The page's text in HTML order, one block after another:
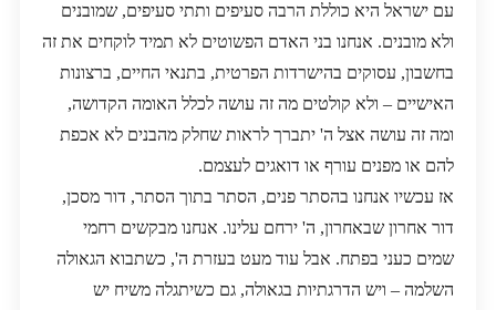
עם ישראל היא כוללת הרבה סעיפים ותתי סעיפים, שמובנים
ולא מובנים. אנחנו בני האדם הפשוטים לא תמיד לוקחים את זה
בחשבון, עסוקים בהישרדות הפרטית, בתנאי החיים, ברצונות
האישיים – ולא קולטים מה זה עושה לכלל האומה הקדושה,
ומה זה עושה אצל ה' יתברך לראות שחלק מהבנים לא אכפת
להם או מפנים עורף או דואגים לעצמם.
אז עכשיו אנחנו בהסתר פנים, הסתר בתוך הסתר, דור מסכן,
דור אחרון שבאחרון, ה' ירחם עלינו. אנחנו מבקשים רחמי
שמים כעני בפתח. אבל עוד מעט בעזרת ה', כשתבוא הגאולה
השלמה – ויש הדרגתיות בגאולה, גם כשיתגלה משיח יש